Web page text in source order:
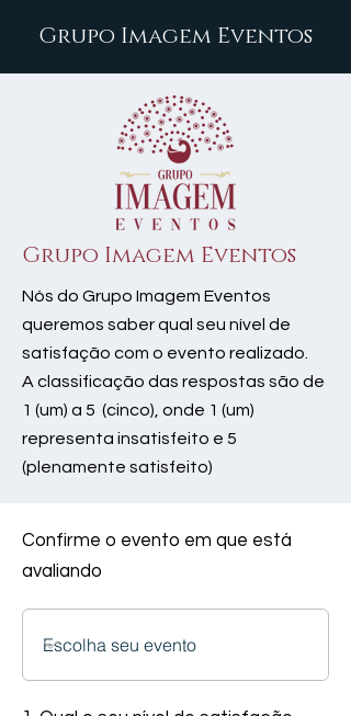
Grupo Imagem Eventos
Grupo Imagem Eventos
Nós do Grupo Imagem Eventos
queremos saber qual seu nível de
satisfação com o evento realizado.
A classificação das respostas são de
1 (um) a 5 (cinco), onde 1 (um)
representa insatisfeito e 5
(plenamente satisfeito)
Confirme o evento em que está
avaliando